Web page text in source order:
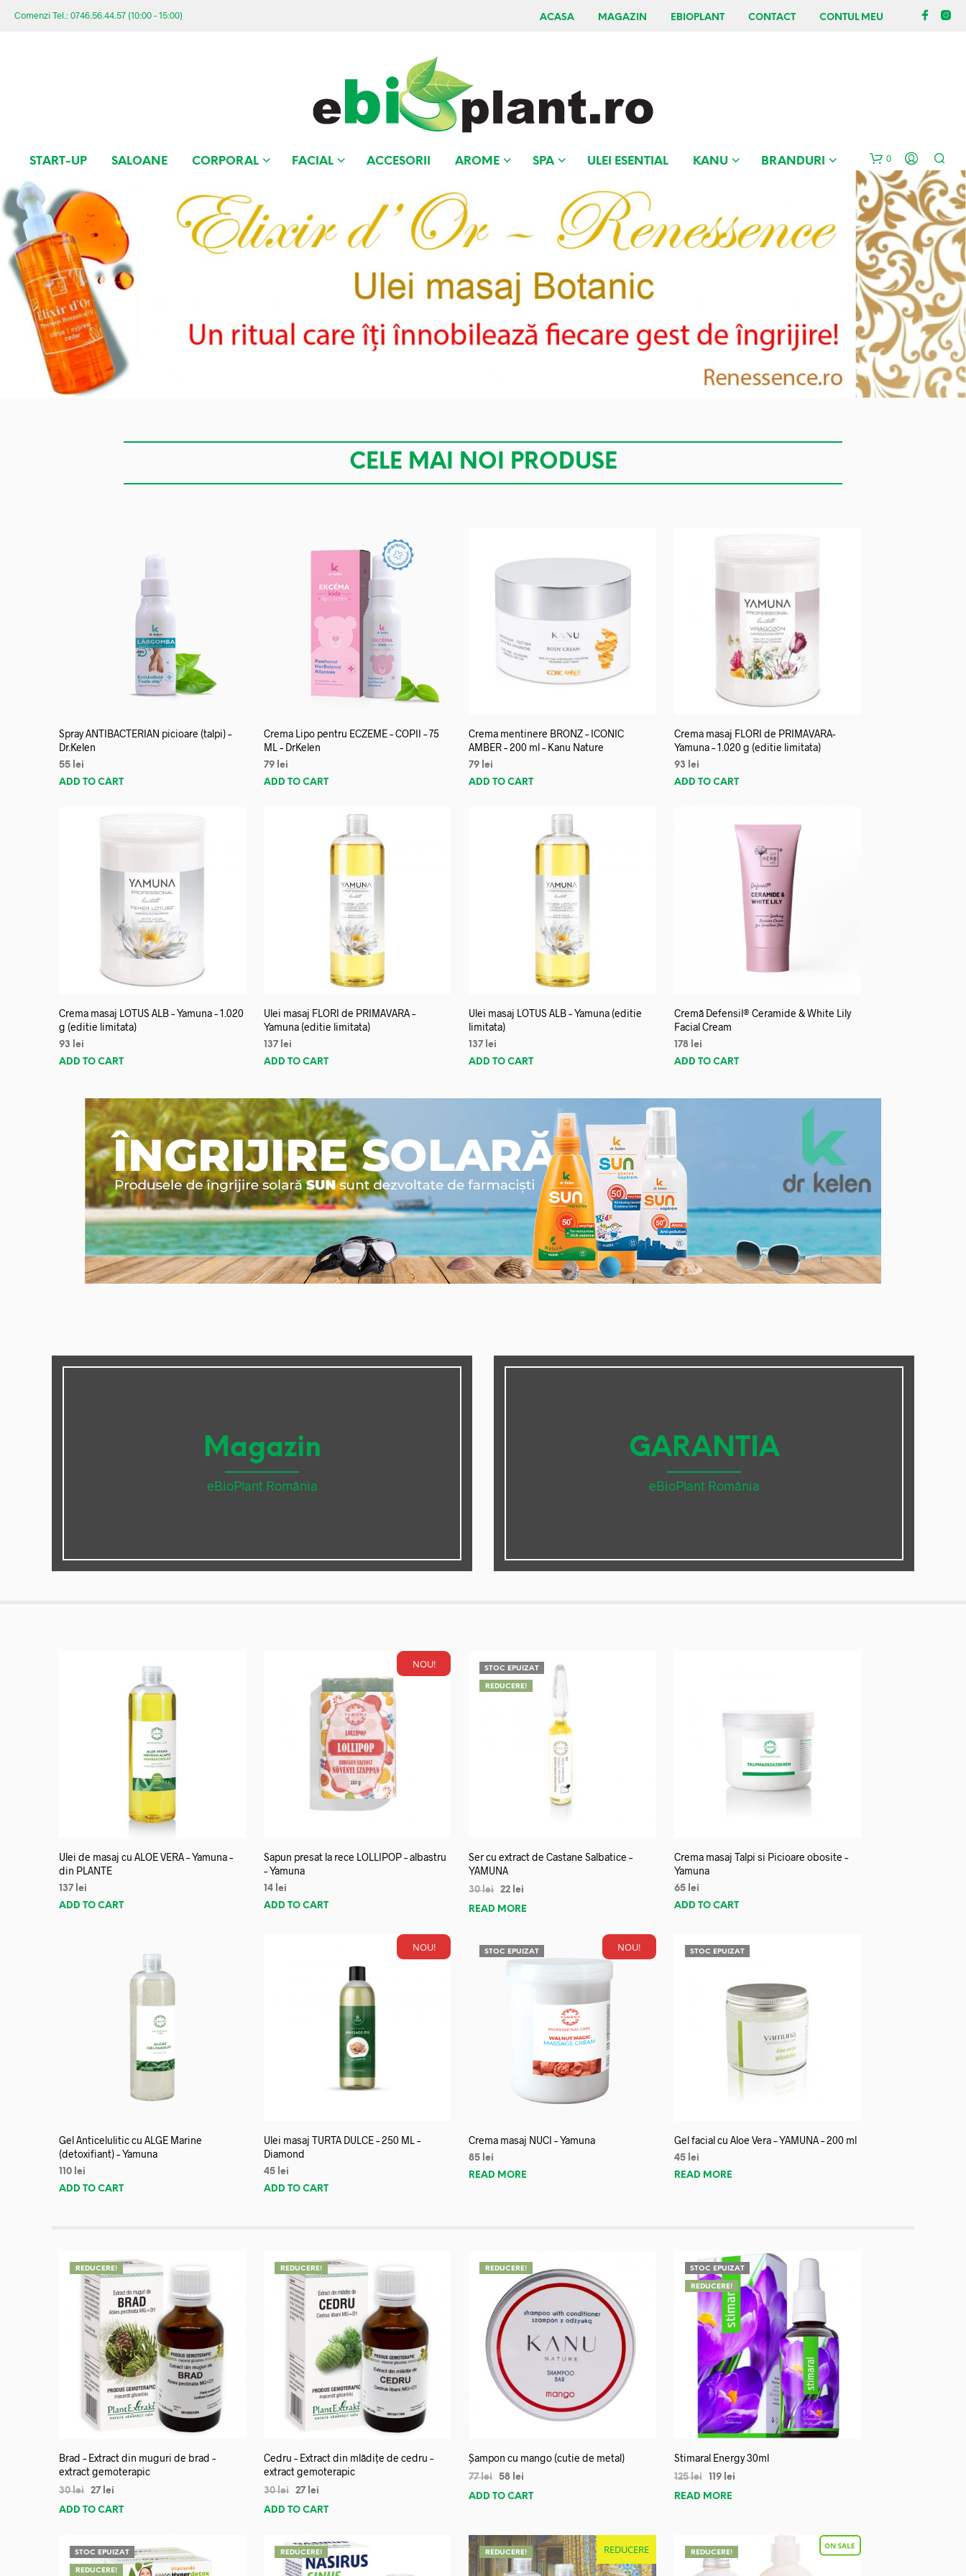
Comenzi Tel.: 0746.56.44.57 (10:00 - 15:00) ACASA MAGAZIN EBIOPLANT CONTACT CONTUL MEU
START-UP SALOANE CORPORAL FACIAL ACCESORII AROME SPA ULEI ESENTIAL KANU BRANDURI 0
CELE MAI NOI PRODUSE
Spray ANTIBACTERIAN picioare (talpi) –
Dr.Kelen
55 lei
ADD TO CART
Crema Lipo pentru ECZEME – COPII – 75
ML – DrKelen
79 lei
ADD TO CART
Crema mentinere BRONZ – ICONIC
AMBER – 200 ml – Kanu Nature
79 lei
ADD TO CART
Crema masaj FLORI de PRIMAVARA-
Yamuna – 1.020 g (editie limitata)
93
lei
ADD TO CART
Crema masaj LOTUS ALB – Yamuna – 1.020
g (editie limitata)
93
lei
ADD TO CART
Ulei masaj FLORI de PRIMAVARA –
Yamuna (editie limitata)
137 lei
ADD TO CART
Ulei masaj LOTUS ALB – Yamuna (editie
limitata)
137 lei
ADD TO CART
Cremă Defensil® Ceramide & White Lily
Facial Cream
178 lei
ADD TO CART
Magazin
eBioPlant România
GARANTIA
eBioPlant România
Ulei de masaj cu ALOE VERA – Yamuna –
din PLANTE
137 lei
ADD TO CART
NOU!
Sapun presat la rece LOLLIPOP – albastru
– Yamuna
14 lei
ADD TO CART
STOC EPUIZAT
REDUCERE!
Ser cu extract de Castane Salbatice –
YAMUNA
30lei 22 lei
READ MORE
Crema masaj Talpi si Picioare obosite –
Yamuna
65 lei
ADD TO CART
Gel Anticelulitic cu ALGE Marine
(detoxifiant) – Yamuna
110 lei
ADD TO CART
NOU!
Ulei masaj TURTA DULCE – 250 ML –
Diamond
45 lei
ADD TO CART
NOU!
STOC EPUIZAT
Crema masaj NUCI – Yamuna
85 lei
READ MORE
STOC EPUIZAT
Gel facial cu Aloe Vera – YAMUNA – 200 ml
45 lei
READ MORE
REDUCERE!
Brad – Extract din muguri de brad –
extract gemoterapic
30lei 27 lei
ADD TO CART
REDUCERE!
Cedru – Extract din mlădițe de cedru –
extract gemoterapic
30lei 27 lei
ADD TO CART
REDUCERE!
Șampon cu mango (cutie de metal)
77lei 58 lei
ADD TO CART
STOC EPUIZAT
REDUCERE!
Stimaral Energy 30ml
125lei 119 lei
READ MORE
STOC EPUIZAT
REDUCERE!
REDUCERE! REDUCERE
REDUCERE! REDUCERE!